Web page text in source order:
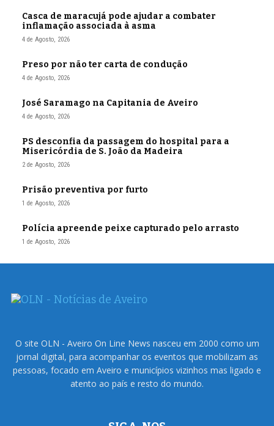
Casca de maracujá pode ajudar a combater
inflamação associada à asma
4 de Agosto, 2026
Preso por não ter carta de condução
4 de Agosto, 2026
José Saramago na Capitania de Aveiro
4 de Agosto, 2026
PS desconfia da passagem do hospital para a
Misericórdia de S. João da Madeira
2 de Agosto, 2026
Prisão preventiva por furto
1 de Agosto, 2026
Polícia apreende peixe capturado pelo arrasto
1 de Agosto, 2026
O site OLN - Aveiro On Line News nasceu em 2000 como um
jornal digital, para acompanhar os eventos que mobilizam as
pessoas, focado em Aveiro e municípios vizinhos mas ligado e
atento ao país e resto do mundo.